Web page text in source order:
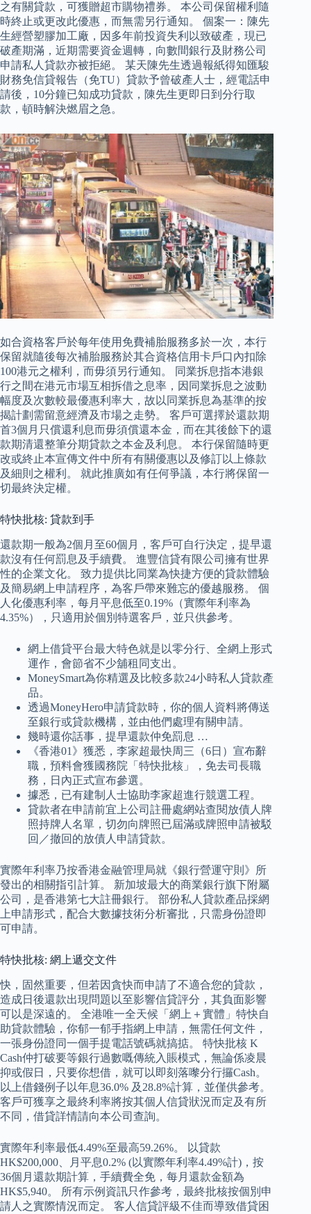
之有關貸款，可獲贈超市購物禮券。 本公司保留權利隨
時終止或更改此優惠，而無需另行通知。 個案一：陳先
生經營塑膠加工廠，因多年前投資失利以致破產，現已
破產期滿，近期需要資金週轉，向數間銀行及財務公司
申請私人貸款亦被拒絕。 某天陳先生透過報紙得知匯駿
財務免信貸報告（免TU）貸款予曾破產人士，經電話申
請後，10分鐘已知成功貸款，陳先生更即日到分行取
款，頓時解決燃眉之急。
如合資格客戶於每年使用免費補胎服務多於一次，本行
保留就隨後每次補胎服務於其合資格信用卡戶口內扣除
100港元之權利，而毋須另行通知。 同業拆息指本港銀
行之間在港元市場互相拆借之息率，因同業拆息之波動
幅度及次數較最優惠利率大，故以同業拆息為基準的按
揭計劃需留意經濟及市場之走勢。 客戶可選擇於還款期
首3個月只償還利息而毋須償還本金，而在其後餘下的還
款期清還整筆分期貸款之本金及利息。 本行保留隨時更
改或終止本宣傳文件中所有有關優惠以及修訂以上條款
及細則之權利。 就此推廣如有任何爭議，本行將保留一
切最終決定權。
特快批核: 貸款到手
還款期一般為2個月至60個月，客戶可自行決定，提早還
款沒有任何罰息及手續費。 進豐信貸有限公司擁有世界
性的企業文化。 致力提供比同業為快捷方便的貸款體驗
及簡易網上申請程序，為客戶帶來難忘的優越服務。 個
人化優惠利率，每月平息低至0.19%（實際年利率為
4.35%），只適用於個別特選客戶，並只供參考。
網上借貸平台最大特色就是以零分行、全網上形式
運作，會節省不少舖租同支出。
MoneySmart為你精選及比較多款24小時私人貸款產
品。
透過MoneyHero申請貸款時，你的個人資料將傳送
至銀行或貸款機構，並由他們處理有關申請。
幾時還你話事，提早還款仲免罰息 …
《香港01》獲悉，李家超最快周三（6日）宣布辭
職，預料會獲國務院「特快批核」，免去司長職
務，日內正式宣布參選。
據悉，已有建制人士協助李家超進行競選工程。
貸款者在申請前宜上公司註冊處網站查閱放債人牌
照持牌人名單，切勿向牌照已屆滿或牌照申請被駁
回／撤回的放債人申請貸款。
實際年利率乃按香港金融管理局就《銀行營運守則》所
發出的相關指引計算。 新加坡最大的商業銀行旗下附屬
公司，是香港第七大註冊銀行。 部份私人貸款產品採網
上申請形式，配合大數據技術分析審批，只需身份證即
可申請。
特快批核: 網上遞交文件
快，固然重要，但若因貪快而申請了不適合您的貸款，
造成日後還款出現問題以至影響信貸評分，其負面影響
可以是深遠的。 全港唯一全天候「網上＋實體」特快自
助貸款體驗，你郁一郁手指網上申請，無需任何文件，
一張身份證同一個手提電話號碼就搞掂。 特快批核 K
Cash仲打破要等銀行過數嘅傳統入賬模式，無論係凌晨
抑或假日，只要你想借，就可以即刻落嚟分行攞Cash。
以上借錢例子以年息36.0% 及28.8%計算，並僅供參考。
客戶可獲享之最終利率將按其個人信貸狀況而定及有所
不同，借貸詳情請向本公司查詢。
實際年利率最低4.49%至最高59.26%。 以貸款
HK$200,000、月平息0.2% (以實際年利率4.49%計)，按
36個月還款期計算，手續費全免，每月還款金額為
HK$5,940。 所有示例資訊只作參考，最終批核按個別申
請人之實際情況而定。 客人信貸評級不佳而導致借貸困